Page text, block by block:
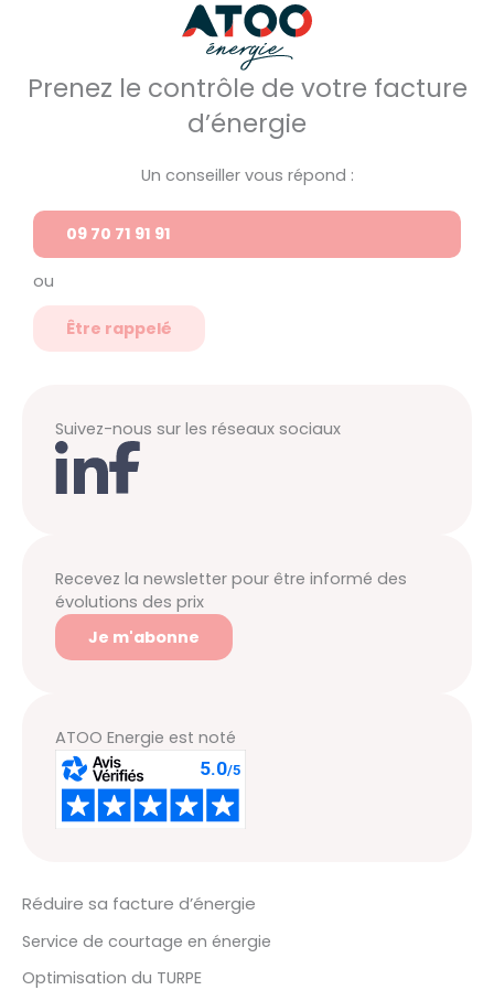
Prenez le contrôle de votre facture
d’énergie
Un conseiller vous répond :
09 70 71 91 91
ou
Être rappelé
Suivez-nous sur les réseaux sociaux
Recevez la newsletter pour être informé des
évolutions des prix
Je m'abonne
ATOO Energie est noté
Réduire sa facture d’énergie
Service de courtage en énergie
Optimisation du TURPE